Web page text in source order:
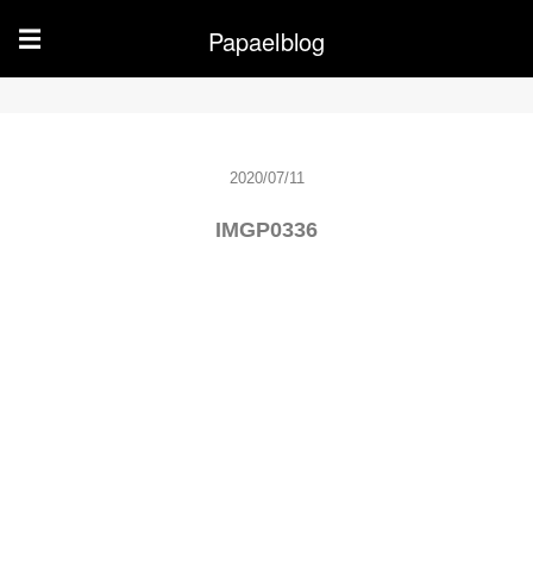
☰ Papaelblog
2020/07/11
IMGP0336